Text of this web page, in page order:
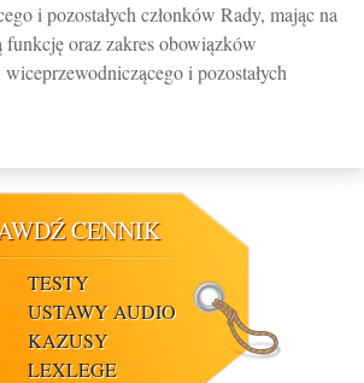
i pozostałych członków Rady, mając na
funkcję oraz zakres obowiązków
i pozostałych
CENNIK
TESTY
USTAWY AUDIO
KAZUSY
LEXLEGE